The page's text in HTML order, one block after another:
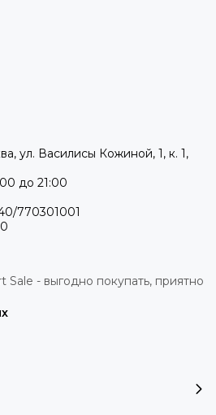
ул. Василисы Кожиной, 1, к. 1,
до 21:00
770301001
Sale - выгодно покупать, приятно